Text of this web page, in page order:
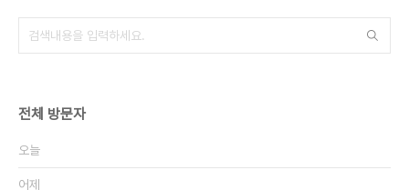
전체 방문자
오늘
어제